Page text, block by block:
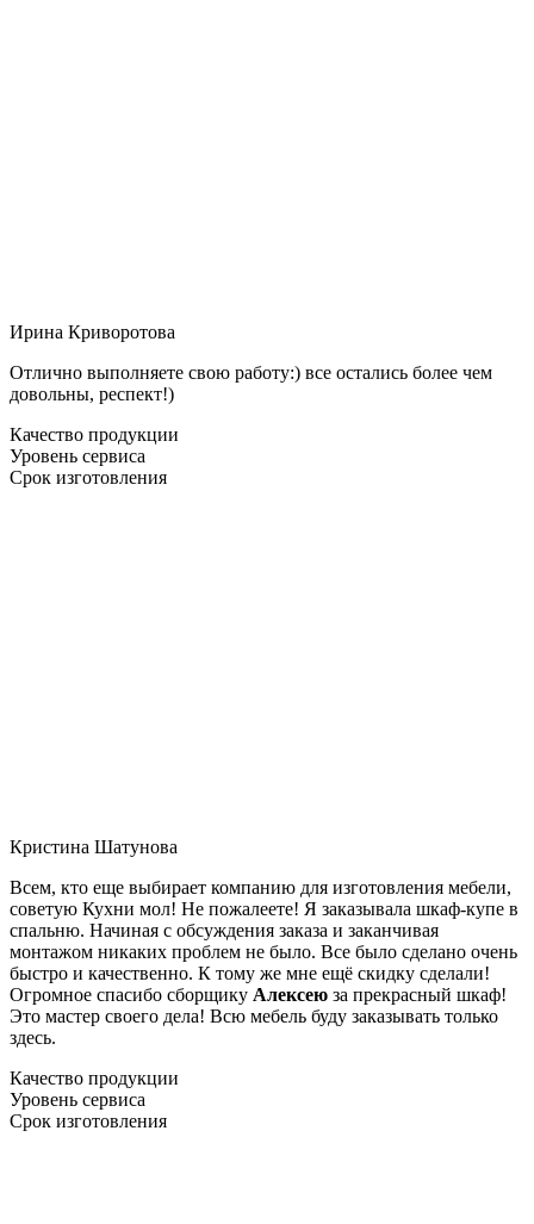
Ирина Криворотова
Отлично выполняете свою работу:) все остались более чем
довольны, респект!)
Качество продукции
Уровень сервиса
Срок изготовления
Кристина Шатунова
Всем, кто еще выбирает компанию для изготовления мебели,
советую Кухни мол! Не пожалеете! Я заказывала шкаф-купе в
спальню. Начиная с обсуждения заказа и заканчивая
монтажом никаких проблем не было. Все было сделано очень
быстро и качественно. К тому же мне ещё скидку сделали!
Огромное спасибо сборщику Алексею за прекрасный шкаф!
Это мастер своего дела! Всю мебель буду заказывать только
здесь.
Качество продукции
Уровень сервиса
Срок изготовления